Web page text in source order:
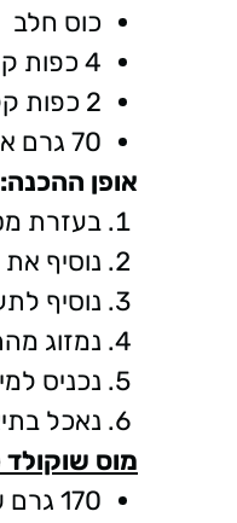
כוס חלב
4 כפות קמח
2 כפות קקאו
70 גרם אבקת אפיה
אופן ההכנה:
בעזרת
נוסיף
נוסיף
נמזוג
נכניס
נאכל
מוס
170 גרם שוקולד איכותי